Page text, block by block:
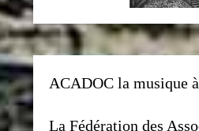
ACADOC la musique
La Fédération des